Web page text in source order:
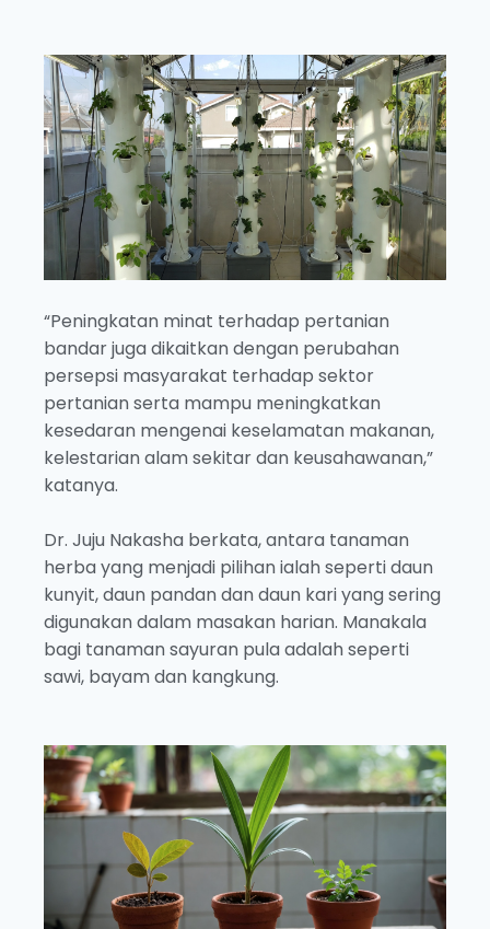
“Peningkatan minat terhadap pertanian
bandar juga dikaitkan dengan perubahan
persepsi masyarakat terhadap sektor
pertanian serta mampu meningkatkan
kesedaran mengenai keselamatan makanan,
kelestarian alam sekitar dan keusahawanan,”
katanya.
Dr. Juju Nakasha berkata, antara tanaman
herba yang menjadi pilihan ialah seperti daun
kunyit, daun pandan dan daun kari yang sering
digunakan dalam masakan harian. Manakala
bagi tanaman sayuran pula adalah seperti
sawi, bayam dan kangkung.